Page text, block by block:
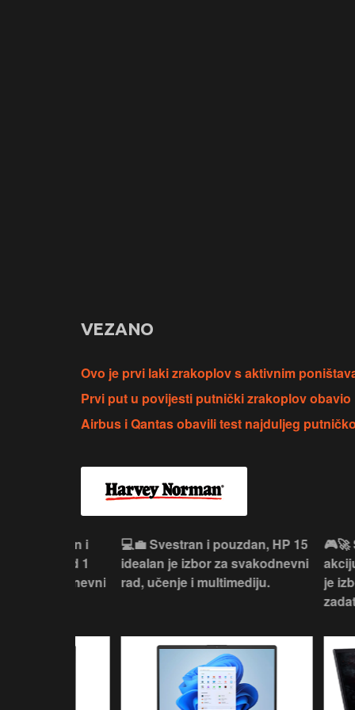
VEZANO
Ovo je prvi laki zrakoplov s aktivnim
Prvi put u povijesti putnički zrakoplov obavio
Airbus i Qantas obavili test najduljeg
💻💼 Svestran i pouzdan, HP 15
idealan je izbor za svakodnevni
rad, učenje i multimediju.
🎮🚀
akciju,
je izbor za
zadatke